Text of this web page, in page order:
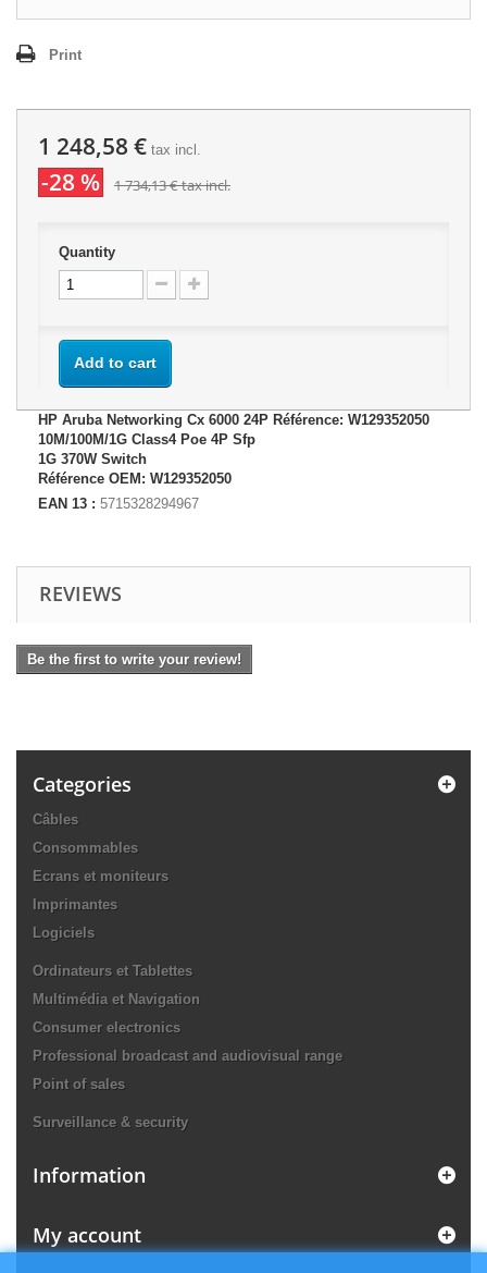
Print
1 248,58 € tax incl.
-28 % 1 734,13 €tax incl.
Quantity
Add to cart
HP Aruba Networking Cx 6000 24P Référence: W129352050
10M/100M/1G Class4 Poe 4P Sfp
1G 370W Switch
Référence OEM: W129352050
EAN 13 : 5715328294967
REVIEWS
Be the first to write your review!
Categories
Câbles
Consommables
Ecrans et moniteurs
Imprimantes
Logiciels
Ordinateurs et Tablettes
Multimédia et Navigation
Consumer electronics
Professional broadcast and audiovisual range
Point of sales
Surveillance & security
Information
My account